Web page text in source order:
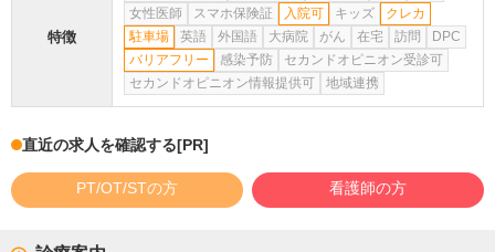
特徴
女性医師
スマホ保険証 入院可 キッズ
クレカ
駐車場
英語 外国語 大病院 がん 在宅 訪問
DPC
バリアフリー
感染予防
セカンドオピニオン受診可
セカンドオピニオン情報提供可
地域連携
直近の求人を確認する[PR]
PT/OT/STの方 看護師の方